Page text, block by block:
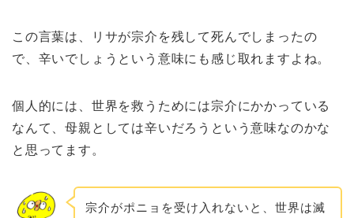
この言葉は、リサが宗介を残して死んでしまったの
で、辛いでしょうという意味にも感じ取れますよね。
個人的には、世界を救うためには宗介にかかっている
なんて、母親としては辛いだろうという意味なのかな
と思ってます。
宗介がポニョを受け入れないと、世界は滅